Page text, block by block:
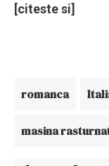
[citeste si]
romanca
masina